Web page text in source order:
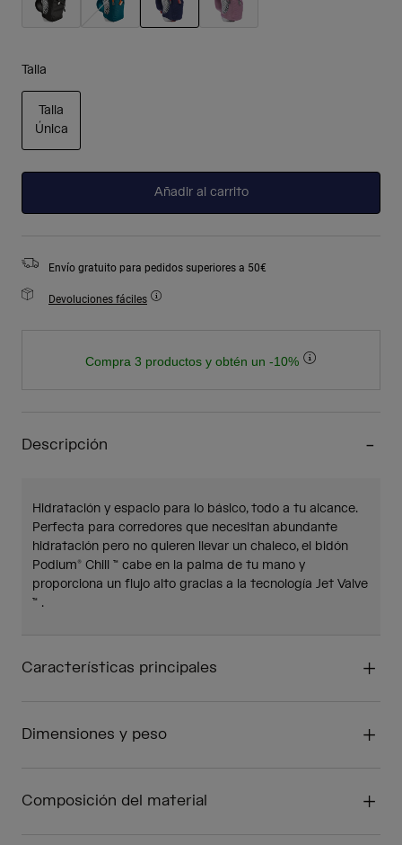
Talla
Talla
Única
Añadir al carrito
Envío gratuito para pedidos superiores a 50€
Devoluciones fáciles
Compra 3 productos y obtén un -10%
Descripción
Hidratación y espacio para lo básico, todo a tu alcance.
Perfecta para corredores que necesitan abundante
hidratación pero no quieren llevar un chaleco, el bidón
Podium® Chill ™ cabe en la palma de tu mano y
proporciona un flujo alto gracias a la tecnología Jet Valve
™ .
Características principales
Dimensiones y peso
Composición del material